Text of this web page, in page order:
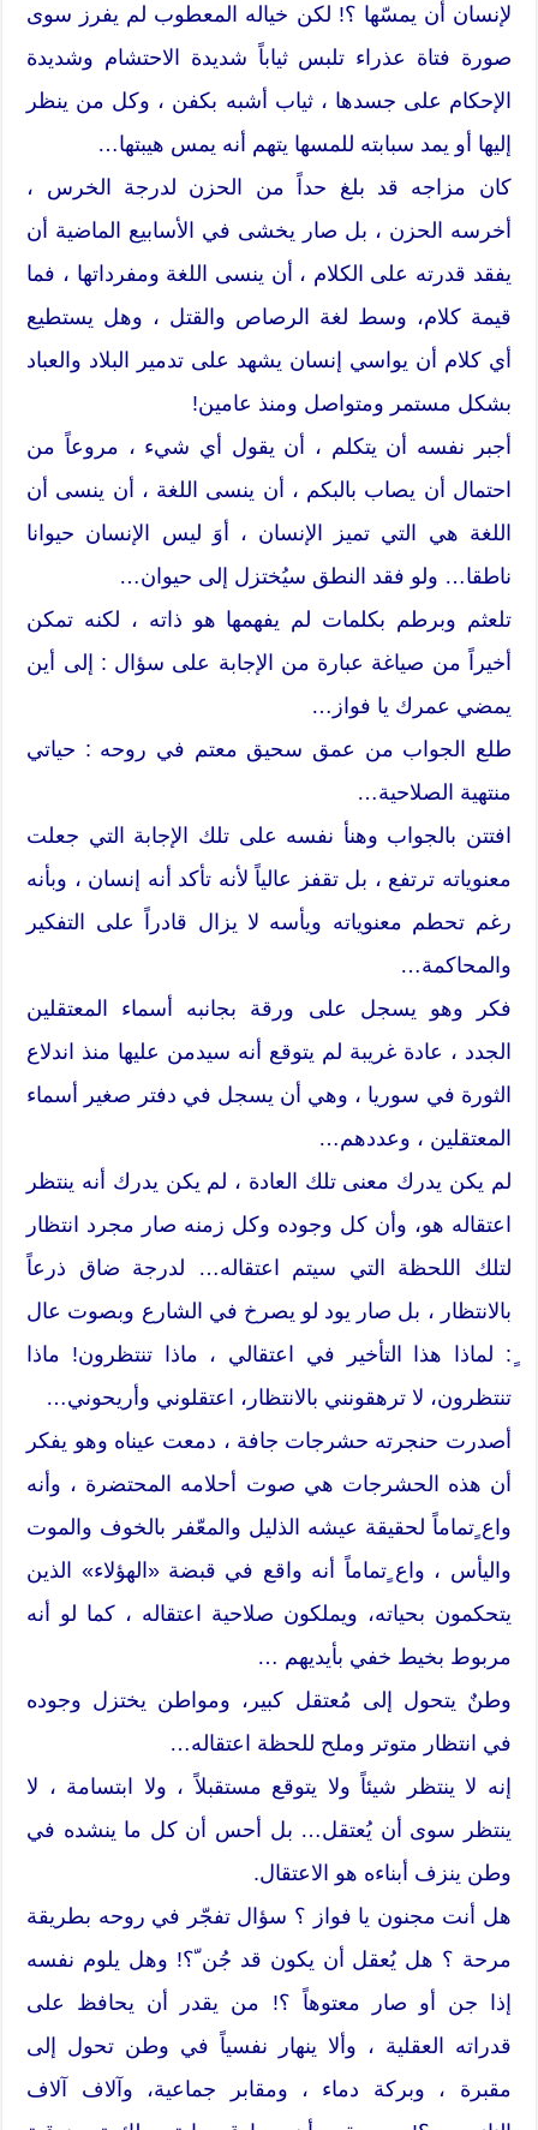
لإنسان أن يمسّها ؟! لكن خياله المعطوب لم يفرز سوى
صورة فتاة عذراء تلبس ثياباً شديدة الاحتشام وشديدة
الإحكام على جسدها ، ثياب أشبه بكفن ، وكل من ينظر
إليها أو يمد سبابته للمسها يتهم أنه يمس هيبتها…
كان مزاجه قد بلغ حداً من الحزن لدرجة الخرس ،
أخرسه الحزن ، بل صار يخشى في الأسابيع الماضية أن
يفقد قدرته على الكلام ، أن ينسى اللغة ومفرداتها ، فما
قيمة كلام، وسط لغة الرصاص والقتل ، وهل يستطيع
أي كلام أن يواسي إنسان يشهد على تدمير البلاد والعباد
بشكل مستمر ومتواصل ومنذ عامين!
أجبر نفسه أن يتكلم ، أن يقول أي شيء ، مروعاً من
احتمال أن يصاب بالبكم ، أن ينسى اللغة ، أن ينسى أن
اللغة هي التي تميز الإنسان ، أوَ ليس الإنسان حيوانا
ناطقا… ولو فقد النطق سيُختزل إلى حيوان…
تلعثم وبرطم بكلمات لم يفهمها هو ذاته ، لكنه تمكن
أخيراً من صياغة عبارة من الإجابة على سؤال : إلى أين
يمضي عمرك يا فواز…
طلع الجواب من عمق سحيق معتم في روحه : حياتي
منتهية الصلاحية…
افتتن بالجواب وهنأ نفسه على تلك الإجابة التي جعلت
معنوياته ترتفع ، بل تقفز عالياً لأنه تأكد أنه إنسان ، وبأنه
رغم تحطم معنوياته ويأسه لا يزال قادراً على التفكير
والمحاكمة…
فكر وهو يسجل على ورقة بجانبه أسماء المعتقلين
الجدد ، عادة غريبة لم يتوقع أنه سيدمن عليها منذ اندلاع
الثورة في سوريا ، وهي أن يسجل في دفتر صغير أسماء
المعتقلين ، وعددهم…
لم يكن يدرك معنى تلك العادة ، لم يكن يدرك أنه ينتظر
اعتقاله هو، وأن كل وجوده وكل زمنه صار مجرد انتظار
لتلك اللحظة التي سيتم اعتقاله… لدرجة ضاق ذرعاً
بالانتظار ، بل صار يود لو يصرخ في الشارع وبصوت عال
ٍ: لماذا هذا التأخير في اعتقالي ، ماذا تنتظرون! ماذا
تنتظرون، لا ترهقونني بالانتظار، اعتقلوني وأريحوني…
أصدرت حنجرته حشرجات جافة ، دمعت عيناه وهو يفكر
أن هذه الحشرجات هي صوت أحلامه المحتضرة ، وأنه
واع ٍتماماً لحقيقة عيشه الذليل والمعّفر بالخوف والموت
واليأس ، واع ٍتماماً أنه واقع في قبضة «الهؤلاء» الذين
يتحكمون بحياته، ويملكون صلاحية اعتقاله ، كما لو أنه
مربوط بخيط خفي بأيديهم …
وطنٌ يتحول إلى مُعتقل كبير، ومواطن يختزل وجوده
في انتظار متوتر وملح للحظة اعتقاله…
إنه لا ينتظر شيئاً ولا يتوقع مستقبلاً ، ولا ابتسامة ، لا
ينتظر سوى أن يُعتقل… بل أحس أن كل ما ينشده في
وطن ينزف أبناءه هو الاعتقال.
هل أنت مجنون يا فواز ؟ سؤال تفجّر في روحه بطريقة
مرحة ؟ هل يُعقل أن يكون قد جُن ّ؟! وهل يلوم نفسه
إذا جن أو صار معتوهاً ؟! من يقدر أن يحافظ على
قدراته العقلية ، وألا ينهار نفسياً في وطن تحول إلى
مقبرة ، وبركة دماء ، ومقابر جماعية، وآلاف آلاف